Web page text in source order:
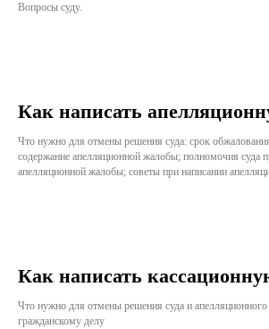
Вопросы суду.
Как написать
Что нужно для отмены решения суда: срок
содержание апелляционной жалобы; полномочия суда
апелляционной жалобы; советы при написании
Как написать
Что нужно для отмены решения суда и
гражданскому делу